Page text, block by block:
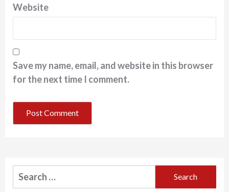
Website
Save my name, email, and website in this browser
for the next time I comment.